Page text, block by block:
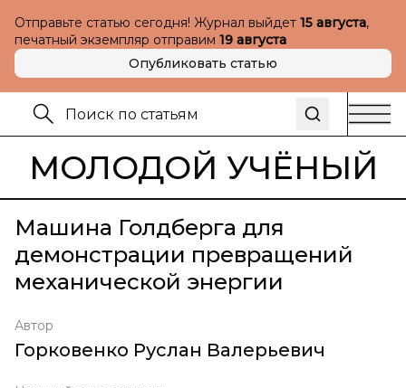
Отправьте статью сегодня! Журнал выйдет 15 августа,
печатный экземпляр отправим 19 августа
Опубликовать статью
МОЛОДОЙ УЧЁНЫЙ
Машина Голдберга для
демонстрации превращений
механической энергии
Автор
Горковенко Руслан Валерьевич